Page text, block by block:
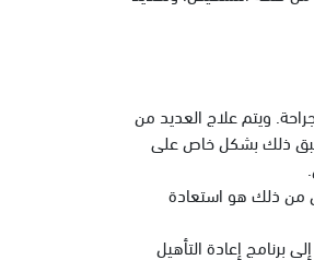
ويتم علاج العديد من
ذلك بشكل خاص على
من ذلك هو استعادة
برنامج إعادة التأهيل